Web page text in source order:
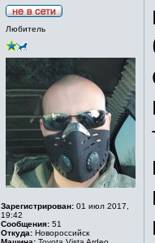
Любитель
Зарегистрирован: 01 июл 2017,
19:42
Сообщения: 51
Откуда: Новороссийск